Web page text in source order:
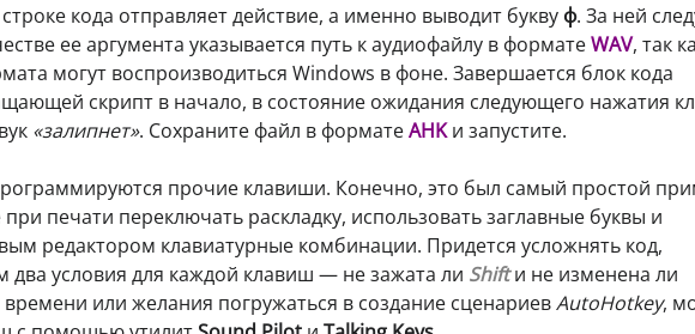
кода отправляет действие, а именно выводит букву ф. За ней
ее аргумента указывается путь к аудиофайлу в форматеWAV, так
могут воспроизводиться Windows в фоне. Завершается блок кода
скрипт в начало, в состояние ожидания следующего нажатия
«залипнет». Сохраните файл в форматеAHKи запустите.
прочие клавиши. Конечно, это был самый простой
при печати переключать раскладку, использовать заглавные буквы и
редактором клавиатурные комбинации. Придется усложнять код,
условия для каждой клавиш — не зажата ли Shiftи не изменена ли
времени или желания погружаться в создание сценариевAutoHotkey,